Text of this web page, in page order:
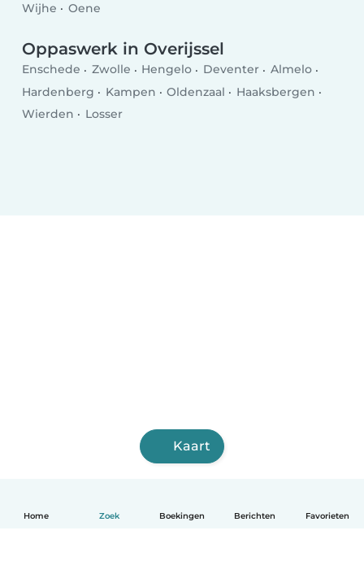
Home Zoek Boekingen Berichten Favorieten
Wijhe Oene
Oppaswerk in Overijssel
Enschede Zwolle Hengelo Deventer
Almelo
Hardenberg
Kampen Oldenzaal
Haaksbergen
Wierden
Losser
Kaart